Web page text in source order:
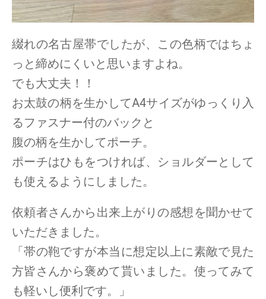
綴れの名古屋帯でしたが、この色柄ではちょ
っと締めにくいと思いますよね。
でも大丈夫！！
お太鼓の柄を生かしてA4サイズがゆっくり入
るファスナー付のバックと
腹の柄を生かしてポーチ。
ポーチはひもをつければ、ショルダーとして
も使えるようにしました。
依頼者さんから出来上がりの感想を聞かせて
いただきました。
「帯の鞄ですが本当に想定以上に素敵で見た
方皆さんから褒めて貰いました。使ってみて
も軽いし便利です。」